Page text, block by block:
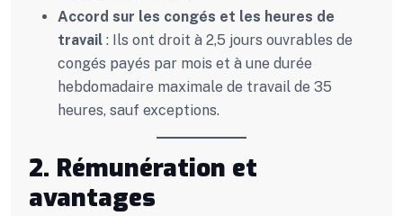
Accord sur les congés et les heures de
travail : Ils ont droit à 2,5 jours ouvrables de
congés payés par mois et à une durée
hebdomadaire maximale de travail de 35
heures, sauf exceptions.
2. Rémunération et
avantages